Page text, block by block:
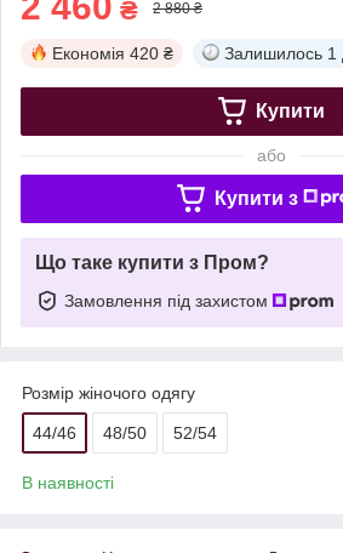
₴ 2 880 ₴
Економія 420 ₴ Залишилось 1
Купити
або
Купити з
Що таке купити з Пром?
Замовлення під захистом
Розмір жіночого одягу
44/46 48/50 52/54
В наявності